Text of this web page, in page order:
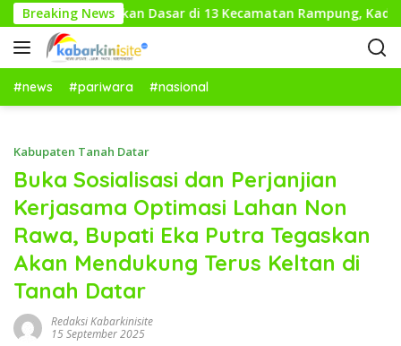
a
g
u
Breaking News
Pendidikan Dasar di 13 Kecamatan Rampung,
#news #pariwara #nasional
Kabupaten Tanah Datar
Buka Sosialisasi dan Perjanjian
Kerjasama Optimasi Lahan Non
Rawa, Bupati Eka Putra Tegaskan
Akan Mendukung Terus Keltan di
Tanah Datar
Redaksi Kabarkinisite
15 September 2025